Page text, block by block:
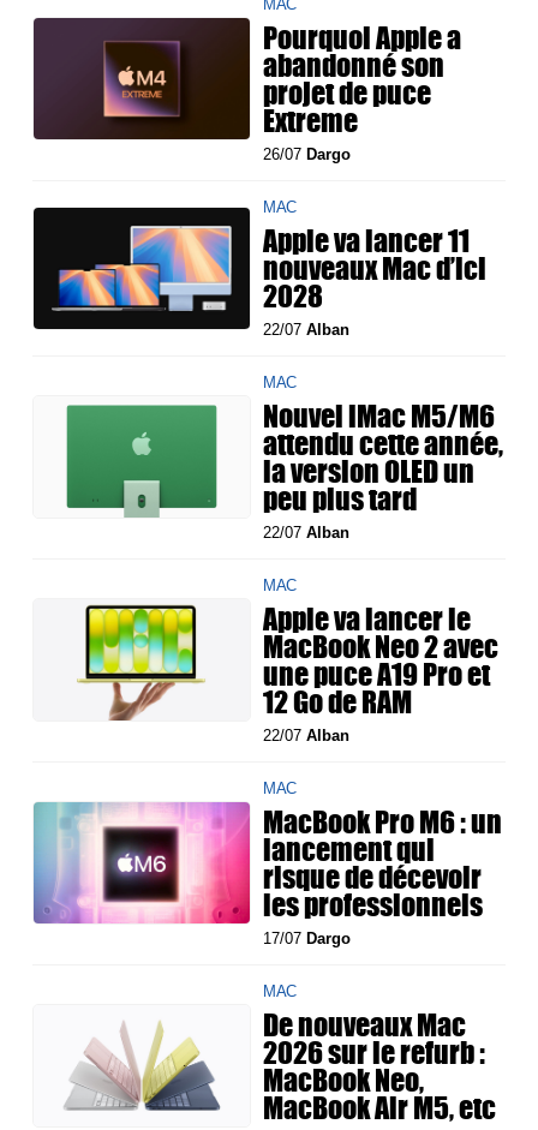
MAC
Pourquoi Apple a
abandonné son
projet de puce
Extreme
26/07Dargo
MAC
Apple va lancer 11
nouveaux Mac d’ici
2028
22/07Alban
MAC
Nouvel iMac M5/M6
attendu cette année,
la version OLED un
peu plus tard
22/07Alban
MAC
Apple va lancer le
MacBook Neo 2 avec
une puce A19 Pro et
12 Go de RAM
22/07Alban
MAC
MacBook Pro M6 : un
lancement qui
risque de décevoir
les professionnels
17/07Dargo
MAC
De nouveaux Mac
2026 sur le refurb :
MacBook Neo,
MacBook Air M5, etc